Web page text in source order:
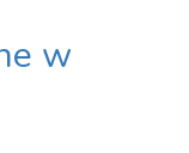
w